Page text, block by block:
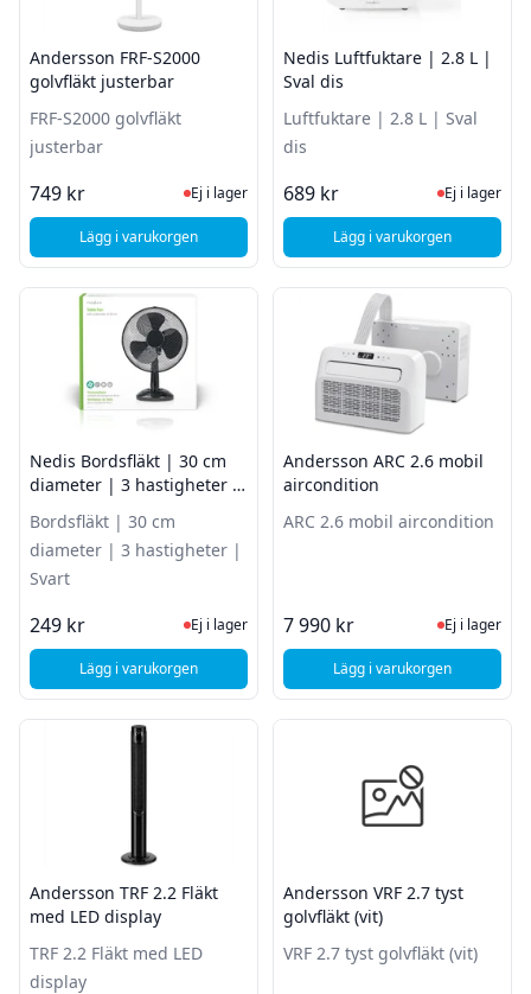
Andersson FRF-S2000
golvfläkt justerbar
FRF-S2000 golvfläkt
justerbar
749 kr Ej i lager, besök produktsidan för
Ej i lager
Lägg i varukorgen, Andersson FRF-S2000 golvfläkt justerbar
Nedis Luftfuktare | 2.8 L |
Sval dis
Luftfuktare | 2.8 L | Sval
dis
689 kr Ej i lager,
Ej i lager
Lägg i varukorgen, Nedis Luftfuktare |
Nedis Bordsfläkt | 30 cm
diameter | 3 hastigheter |
Bordsfläkt | 30 cm
diameter | 3 hastigheter |
Svart
249 kr Ej i lager, besök produktsidan för
Ej i lager
Lägg i varukorgen, Nedis Bordsfläkt | 30 cm diameter | 3 hastigheter | Svart
Andersson ARC 2.6 mobil
aircondition
ARC 2.6 mobil aircondition
7 990 kr Ej i lager,
Ej i lager
Lägg i varukorgen
, Andersson ARC
Andersson TRF 2.2 Fläkt
med LED display
TRF 2.2 Fläkt med LED
display
Andersson VRF 2.7 tyst
golvfläkt (vit)
VRF 2.7 tyst golvfläkt (vit)